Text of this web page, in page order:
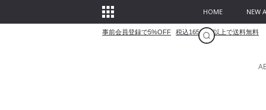
HOME NEW
事前会員登録で5%OFF 税込16500円以上で送料無料